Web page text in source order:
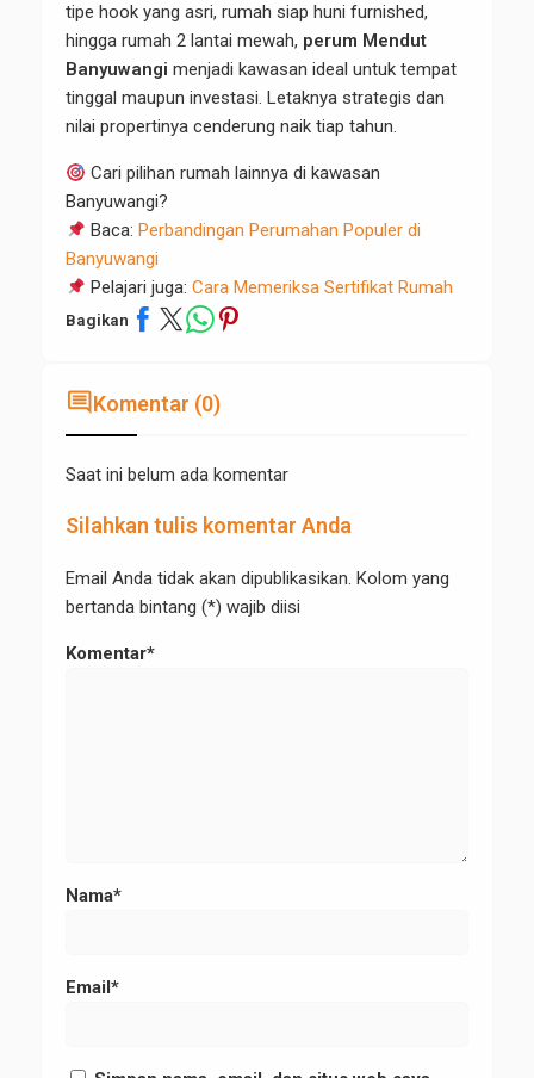
tipe hook yang asri, rumah siap huni furnished,
hingga rumah 2 lantai mewah, perum Mendut
Banyuwangi menjadi kawasan ideal untuk tempat
tinggal maupun investasi. Letaknya strategis dan
nilai propertinya cenderung naik tiap tahun.
Cari pilihan rumah lainnya di kawasan
Banyuwangi?
Baca:Perbandingan Perumahan Populer di
Banyuwangi
Pelajari juga:Cara Memeriksa Sertifikat Rumah
Bagikan
commentKomentar (0)
Saat ini belum ada komentar
Silahkan tulis komentar Anda
Email Anda tidak akan dipublikasikan. Kolom yang
bertanda bintang (*) wajib diisi
Komentar*
Nama*
Email*